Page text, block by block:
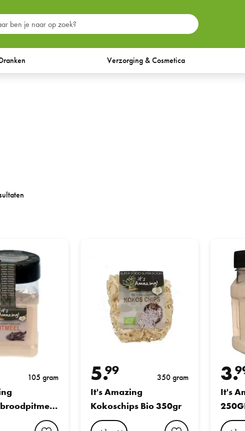
Verzorging & Cosmetica
105 gram
favorite button
5.99 350 gram
It's Amazing
Kokoschips Bio 350gr
favorite button
3.
It's